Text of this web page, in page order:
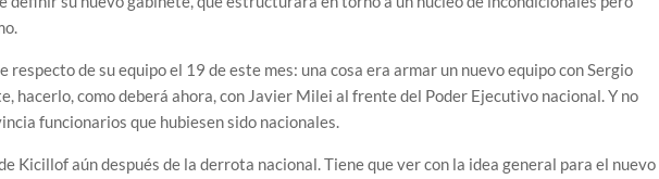
de su equipo el 19 de este mes: una cosa era armar un nuevo equipo con Sergio
hacerlo, como deberá ahora, con Javier Milei al frente del Poder Ejecutivo nacional. Y no
funcionarios que hubiesen sido nacionales.
Kicillof aún después de la derrota nacional. Tiene que ver con la idea general para el nuevo